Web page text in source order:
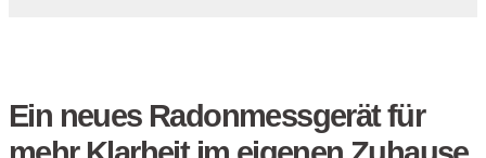
Ein neues Radonmessgerät für